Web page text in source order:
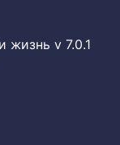
жизнь v 7.0.1